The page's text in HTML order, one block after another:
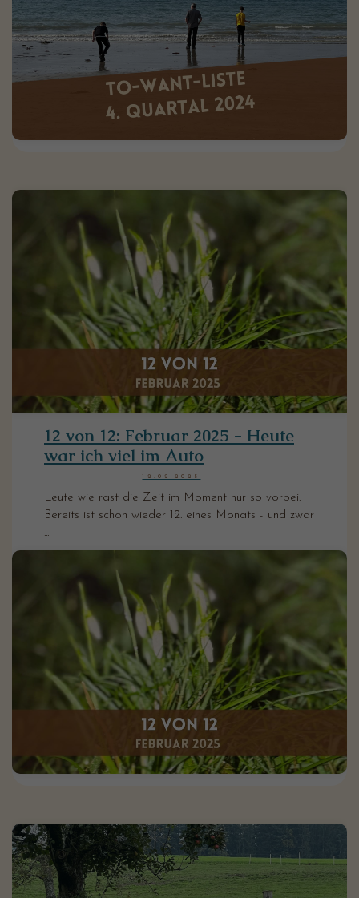
12 von 12: Februar 2025 - Heute
war ich viel im Auto
12.02.2025
Leute wie rast die Zeit im Moment nur so vorbei.
Bereits ist schon wieder 12. eines Monats - und zwar
...